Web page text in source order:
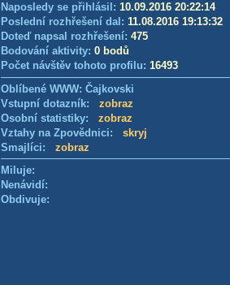
Naposledy se přihlásil: 10.09.2016 20:22:14
Poslední rozhřešení dal: 11.08.2016 19:13:32
Doteď napsal rozhřešení: 475
Bodování aktivity: 0 bodů
Počet návštěv tohoto profilu: 16493
Oblíbené WWW: Čajkovski
Vstupní dotazník: zobraz
Osobní statistiky: zobraz
Vztahy na Zpovědnici: skryj
Smajlíci: zobraz
Miluje:
Nenávidí:
Obdivuje: